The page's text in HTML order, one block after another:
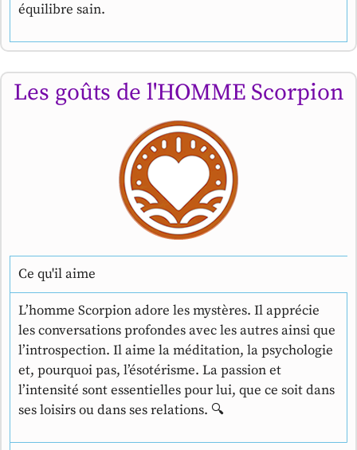
équilibre sain.
Les goûts de l'HOMME Scorpion
Ce qu'il aime
L’homme Scorpion adore les mystères. Il apprécie
les conversations profondes avec les autres ainsi que
l’introspection. Il aime la méditation, la psychologie
et, pourquoi pas, l’ésotérisme. La passion et
l’intensité sont essentielles pour lui, que ce soit dans
ses loisirs ou dans ses relations. 🔍